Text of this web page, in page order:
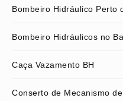
Bombeiro Hidráulico Perto
Bombeiro Hidráulicos no
Caça Vazamento BH
Conserto de Mecanismo